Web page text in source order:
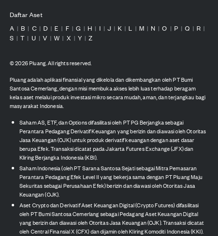
Daftar Aset
A | B | C | D | E | F | G | H | I | J | K | L | M | N | O | P | Q | R |
S | T | U | V | W | X | Y | Z
©2026Pluang. All rights reserved.
Pluang adalah aplikasi finansial yang dikelola dan dikembangkan oleh PT Bumi
Santosa Cemerlang, dengan misi membuka akses lebih luas terhadap beragam
kelas aset melalui produk investasi mikro secara mudah, aman, dan terjangkau bagi
masyarakat Indonesia.
Saham AS, ETF, dan Options difasilitasi oleh PT PG Berjangka sebagai
Perantara Pedagang Derivatif Keuangan yang berizin dan diawasi oleh Otoritas
Jasa Keuangan (OJK) untuk produk derivatif keuangan dengan aset dasar
berupa Efek. Transaksi dicatat pada Jakarta Futures Exchange (JFX) dan
Kliring Berjangka Indonesia (KBI).
Saham Indonesia (oleh PT Sarana Santosa Sejati sebagai Mitra Pemasaran
Perantara Pedagang Efek Level II yang bekerja sama dengan PT Pluang Maju
Sekuritas sebagai Perusahaan Efek) berizin dan diawasi oleh Otoritas Jasa
Keuangan (OJK).
Aset Crypto dan Derivatif Aset Keuangan Digital (Crypto Futures) difasilitasi
oleh PT Bumi Santosa Cemerlang sebagai Pedagang Aset Keuangan Digital
yang berizin dan diawasi oleh Otoritas Jasa Keuangan (OJK). Transaksi dicatat
oleh Central Finansial X (CFX) dan dijamin oleh Kliring Komoditi Indonesia (KKI).